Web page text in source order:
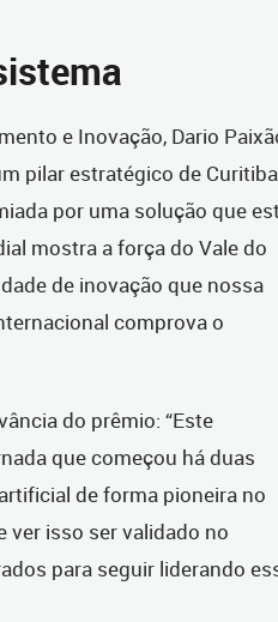
e Inovação, Dario
pilar estratégico de
por uma solução que
mostra a força do Vale do
de inovação que nossa
comprova o
do prêmio: “Este
que começou há duas
de forma pioneira no
ver isso ser validado no
para seguir liderando